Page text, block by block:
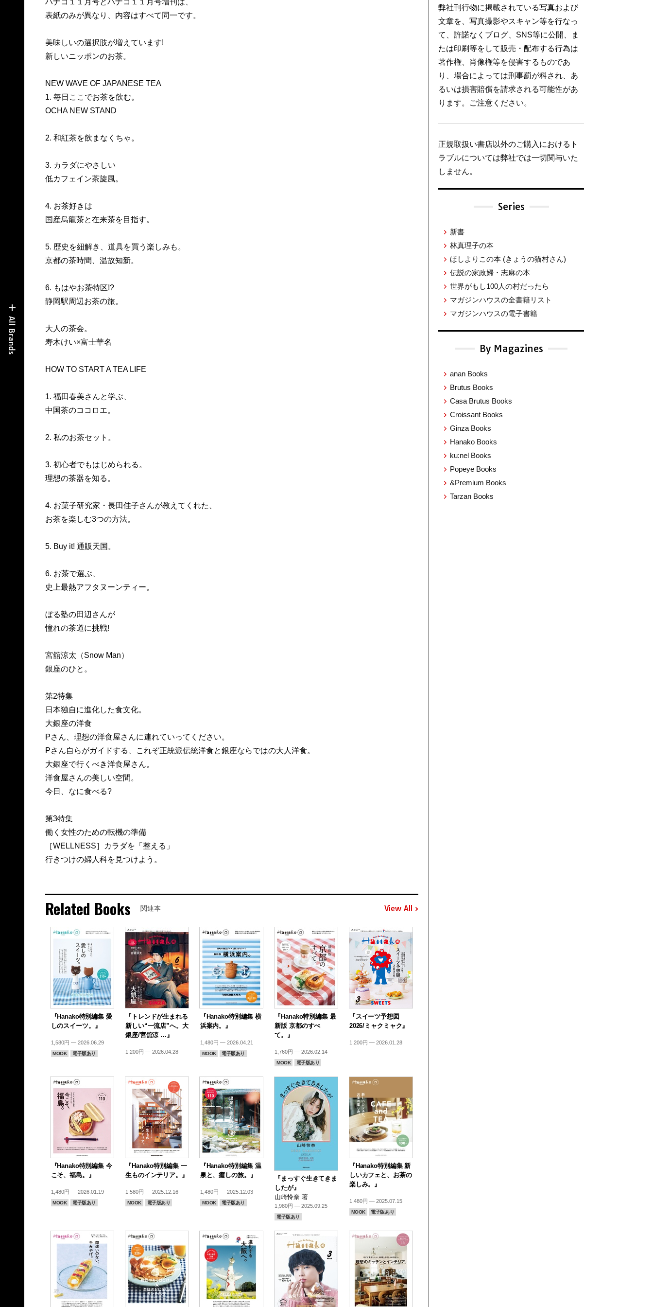
ハナコ１１月号とハナコ１１月号増刊は、
表紙のみが異なり、内容はすべて同一です。
美味しいの選択肢が増えています!
新しいニッポンのお茶。
NEW WAVE OF JAPANESE TEA
1. 毎日ここでお茶を飲む。
OCHA NEW STAND
2. 和紅茶を飲まなくちゃ。
3. カラダにやさしい
低カフェイン茶旋風。
4. お茶好きは
国産烏龍茶と在来茶を目指す。
5. 歴史を紐解き、道具を買う楽しみも。
京都の茶時間、温故知新。
6. もはやお茶特区!?
静岡駅周辺お茶の旅。
大人の茶会。
寿木けい×富士華名
HOW TO START A TEA LIFE
1. 福田春美さんと学ぶ、
中国茶のココロエ。
2. 私のお茶セット。
3. 初心者でもはじめられる。
理想の茶器を知る。
4. お菓子研究家・長田佳子さんが教えてくれた、
お茶を楽しむ3つの方法。
5. Buy it! 通販天国。
6. お茶で選ぶ、
史上最熱アフタヌーンティー。
ぼる塾の田辺さんが
憧れの茶道に挑戦!
宮舘涼太（Snow Man）
銀座のひと。
第2特集
日本独自に進化した食文化。
大銀座の洋食
Pさん、理想の洋食屋さんに連れていってください。
Pさん自らがガイドする、これぞ正統派伝統洋食と銀座ならではの大人洋食。
大銀座で行くべき洋食屋さん。
洋食屋さんの美しい空間。
今日、なに食べる?
第3特集
働く女性のための転機の準備
［WELLNESS］カラダを「整える」
行きつけの婦人科を見つけよう。
Related Books 関連本 View All
『Hanako特別編集 愛
しのスイーツ。』
1,580円 — 2026.06.29
MOOK 電子版あり
『トレンドが生まれる
新しい“一流店”へ。大
銀座/宮舘涼 …』
1,200円 — 2026.04.28
『Hanako特別編集 横
浜案内。』
1,480円 — 2026.04.21
MOOK 電子版あり
『Hanako特別編集 最
新版 京都のすべ
て。』
1,760円 — 2026.02.14
MOOK 電子版あり
『スイーツ予想図
2026/ミャクミャク』
1,200円 — 2026.01.28
『Hanako特別編集 今
こそ、福島。』
1,480円 — 2026.01.19
MOOK 電子版あり
『Hanako特別編集 一
生ものインテリア。』
1,580円 — 2025.12.16
MOOK 電子版あり
『Hanako特別編集 温
泉と、癒しの旅。』
1,480円 — 2025.12.03
MOOK 電子版あり
『まっすぐ生きてきま
したが』
山崎怜奈 著
1,980円 — 2025.09.25
電子版あり
『Hanako特別編集 新
しいカフェと、お茶の
楽しみ。』
1,480円 — 2025.07.15
MOOK 電子版あり
弊社刊行物に掲載されている写真および
文章を、写真撮影やスキャン等を行なっ
て、許諾なくブログ、SNS等に公開、ま
たは印刷等をして販売・配布する行為は
著作権、肖像権等を侵害するものであ
り、場合によっては刑事罰が科され、あ
るいは損害賠償を請求される可能性があ
ります。ご注意ください。
正規取扱い書店以外のご購入におけるト
ラブルについては弊社では一切関与いた
しません。
Series
新書
林真理子の本
ほしよりこの本 (きょうの猫村さん)
伝説の家政婦・志麻の本
世界がもし100人の村だったら
マガジンハウスの全書籍リスト
マガジンハウスの電子書籍
By Magazines
anan Books
Brutus Books
Casa Brutus Books
Croissant Books
Ginza Books
Hanako Books
ku:nel Books
Popeye Books
&Premium Books
Tarzan Books